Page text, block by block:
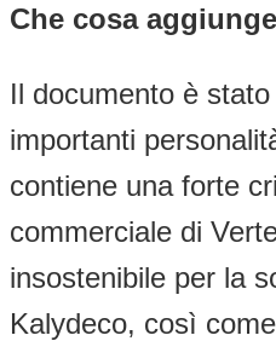
Che cosa
Il documento è
importanti
contiene una forte
commerciale di
insostenibile per la
Kalydeco, così